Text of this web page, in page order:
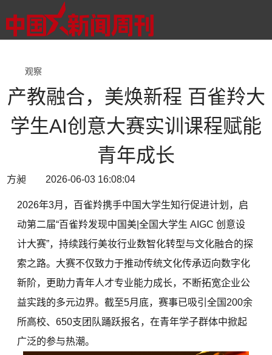
观察
产教融合，美焕新程 百雀羚大
学生AI创意大赛实训课程赋能
青年成长
方昶 2026-06-03 16:08:04
2026年3月，百雀羚携手中国大学生知行促进计划，启
动第二届“百雀羚发现中国美|全国大学生 AIGC 创意设
计大赛”，持续践行美妆行业数智化转型与文化融合的探
索之路。大赛不仅致力于推动传统文化传承迈向数字化
新阶，更助力青年人才专业能力成长，不断拓宽企业公
益实践的多元边界。截至5月底，赛事已吸引全国200余
所高校、650支团队踊跃报名，在青年学子群体中掀起
广泛的参与热潮。